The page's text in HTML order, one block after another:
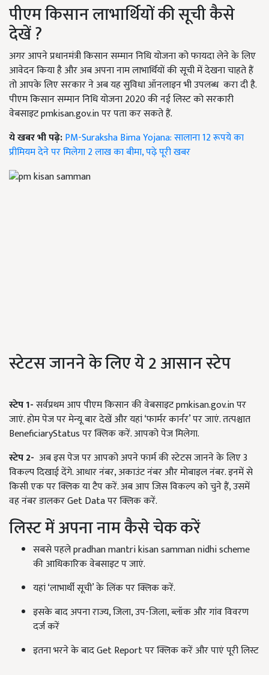
पीएम किसान लाभार्थियों की सूची कैसे
देखें ?
अगर आपने प्रधानमंत्री किसान सम्मान निधि योजना को फायदा लेने के लिए
आवेदन किया है और अब अपना नाम लाभार्थियों की सूची में देखना चाहते हैं
तो आपके लिए सरकार ने अब यह सुविधा ऑनलाइन भी उपलब्ध करा दी है.
पीएम किसान सम्मान निधि योजना 2020 की नई लिस्ट को सरकारी
वेबसाइट pmkisan.gov.in पर पता कर सकते हैं.
ये खबर भी पढ़े:PM-Suraksha Bima Yojana: सालाना 12 रूपये का
प्रीमियम देने पर मिलेगा 2 लाख का बीमा, पढ़े पूरी खबर
स्टेटस जानने के लिए ये 2 आसान स्टेप
स्टेप 1-सर्वप्रथम आप पीएम किसान की वेबसाइट pmkisan.gov.in पर
जाएं. होम पेज पर मेन्यू बार देखें और यहां ‘फार्मर कार्नर’ पर जाएं. तत्पश्चात
BeneficiaryStatus पर क्लिक करें. आपको पेज मिलेगा.
स्टेप 2- अब इस पेज पर आपको अपने फार्म की स्टेटस जानने के लिए 3
विकल्प दिखाई देंगे. आधार नंबर, अकाउंट नंबर और मोबाइल नंबर. इनमें से
किसी एक पर क्लिक या टैप करें. अब आप जिस विकल्प को चुने हैं, उसमें
वह नंबर डालकर Get Data पर क्लिक करें.
लिस्ट में अपना नाम कैसे चेक करें
सबसे पहले pradhan mantri kisan samman nidhi scheme
की आधिकारिक वेबसाइट प जाएं.
यहां ‘लाभार्थी सूची’ के लिंक पर क्लिक करें.
इसके बाद अपना राज्य, जिला, उप-जिला, ब्लॉक और गांव विवरण
दर्ज करें
इतना भरने के बाद Get Report पर क्लिक करें और पाएं पूरी लिस्ट